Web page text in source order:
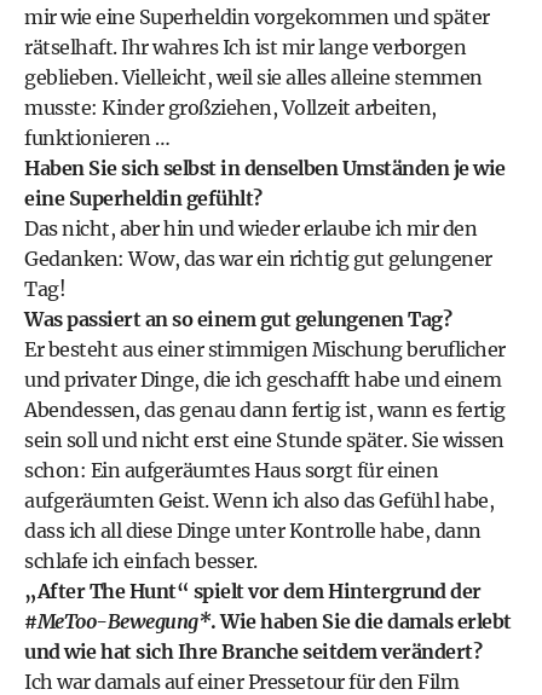
mir wie eine Superheldin vorgekommen und später
rätselhaft. Ihr wahres Ich ist mir lange verborgen
geblieben. Vielleicht, weil sie alles alleine stemmen
musste: Kinder großziehen, Vollzeit arbeiten,
funktionieren …
Haben Sie sich selbst in denselben Umständen je wie
eine Superheldin gefühlt?
Das nicht, aber hin und wieder erlaube ich mir den
Gedanken: Wow, das war ein richtig gut gelungener
Tag!
Was passiert an so einem gut gelungenen Tag?
Er besteht aus einer stimmigen Mischung beruflicher
und privater Dinge, die ich geschafft habe und einem
Abendessen, das genau dann fertig ist, wann es fertig
sein soll und nicht erst eine Stunde später. Sie wissen
schon: Ein aufgeräumtes Haus sorgt für einen
aufgeräumten Geist. Wenn ich also das Gefühl habe,
dass ich all diese Dinge unter Kontrolle habe, dann
schlafe ich einfach besser.
„After The Hunt“ spielt vor dem Hintergrund der
#MeToo-Bewegung*. Wie haben Sie die damals erlebt
und wie hat sich Ihre Branche seitdem verändert?
Ich war damals auf einer Pressetour für den Film